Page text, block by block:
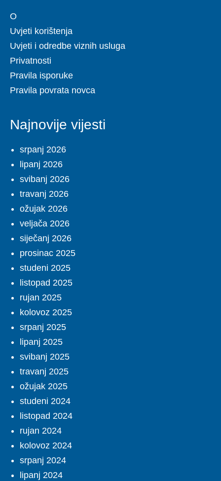
O
Uvjeti korištenja
Uvjeti i odredbe viznih usluga
Privatnosti
Pravila isporuke
Pravila povrata novca
Najnovije vijesti
srpanj 2026
lipanj 2026
svibanj 2026
travanj 2026
ožujak 2026
veljača 2026
siječanj 2026
prosinac 2025
studeni 2025
listopad 2025
rujan 2025
kolovoz 2025
srpanj 2025
lipanj 2025
svibanj 2025
travanj 2025
ožujak 2025
studeni 2024
listopad 2024
rujan 2024
kolovoz 2024
srpanj 2024
lipanj 2024